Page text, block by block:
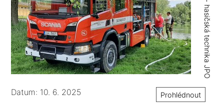
Datum: 10. 6. 2025 Prohlédnout